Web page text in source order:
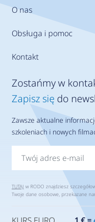
O nas
Obsługa i pomoc
Kontakt
Zostańmy w
Zapisz się do
Zawsze aktualne
szkoleniach i nowych
TUTAJ w RODO znajdziesz
Twoje dane osobowe, przekazane